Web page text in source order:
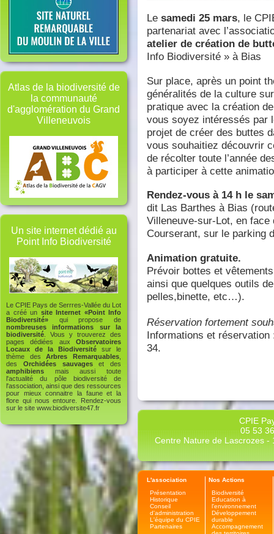
Atlas de la biodiversité de
la communauté
d'agglomération du Grand
Villeneuvois
Un site internet dédié au
Point Info Biodiversité
Le CPIE Pays de Serrres-Vallée du Lot
a créé un site Internet «Point Info
Biodiversité» qui propose de
nombreuses informations sur la
biodiversité . Vous y trouverez des
pages dédiées aux Observatoires
Locaux de la Biodiversité sur le
thème desArbres Remarquables
des Orchidées sauvageset des
amphibiens mais aussi toute
l'actualité du pôle biodiversité de
l'association, ainsi que des ressources
pour mieux connaitre la faune et la
flore qui nous entoure. Rendez-vous
sur le site www.biodiversite47.fr
Le samedi 25 mars, le
partenariat avec
atelier de création de
Info Biodiversité » à Bias
Sur place, après un point
généralités de la culture
pratique avec la création
vous soyez intéressés par
projet de créer des buttes
vous souhaitiez découvrir
de récolter toute l’année
à participer à cette
Rendez-vous à 14 h le
dit Las Barthes à Bias
Villeneuve-sur-Lot, en face
Courserant, sur le parking
Animation gratuite.
Prévoir bottes et
ainsi que quelques outils
pelles,binette, etc…).
Réservation fortement
Informations et
34.
CPIE
05 53
Centre Nature de Lascrozes -
L'association
Présentation
Historique
Conseil
d'administration
L'équipe du CPIE
Partenaires
Nos Actions
Biodiversité
Education à
l'environnement
Développement
durable
Accompagnement